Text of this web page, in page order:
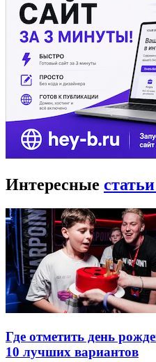
Интересные
Где отметить день
10 лучших вариантов